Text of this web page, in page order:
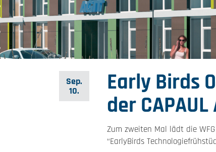
Sep.
10.
Early Birds
der
Zum zweiten Mal lädt die
“EarlyBirds